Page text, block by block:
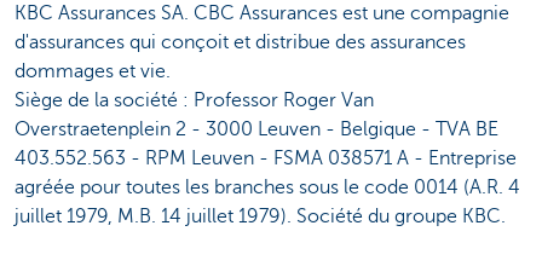
KBC Assurances SA. CBC Assurances est une compagnie
d'assurances qui conçoit et distribue des assurances
dommages et vie.
Siège de la société : Professor Roger Van
Overstraetenplein 2 - 3000 Leuven - Belgique - TVA BE
403.552.563 - RPM Leuven - FSMA 038571 A - Entreprise
agréée pour toutes les branches sous le code 0014 (A.R. 4
juillet 1979, M.B. 14 juillet 1979). Société du groupe KBC.